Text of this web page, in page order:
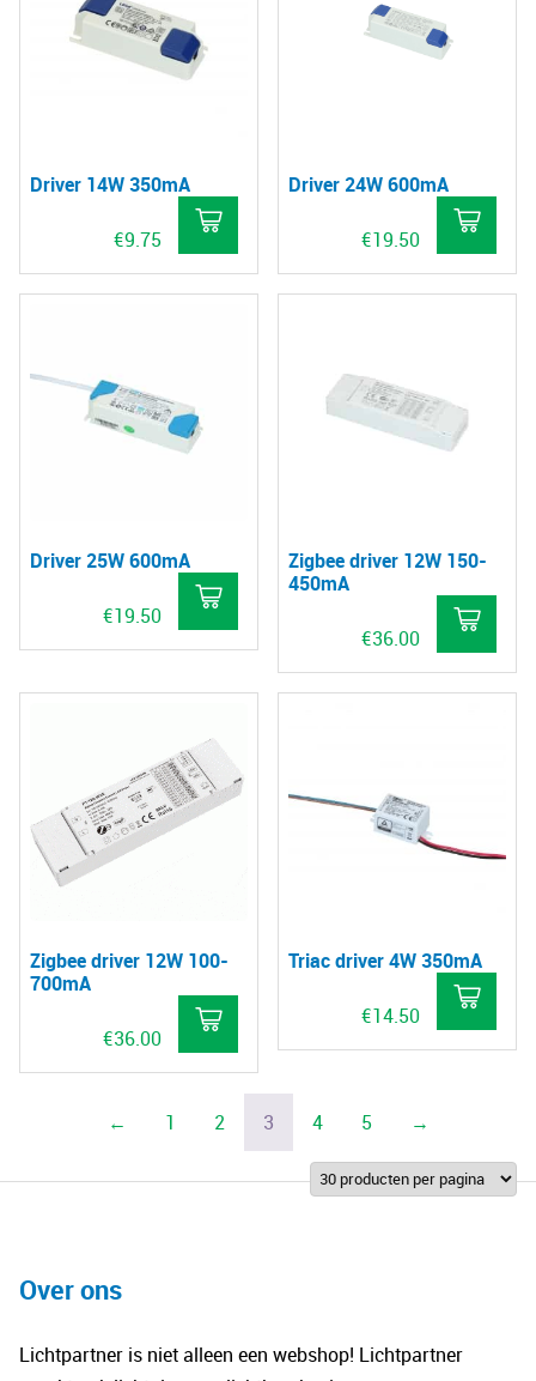
Driver 14W 350mA
€9.75
Driver 24W 600mA
€19.50
Driver 25W 600mA
€19.50
Zigbee driver 12W 150-
450mA
€36.00
Zigbee driver 12W 100-
700mA
€36.00
Triac driver 4W 350mA
€14.50
← 1 2 3 4 5 →
Over ons
Lichtpartner is niet alleen een webshop! Lichtpartner